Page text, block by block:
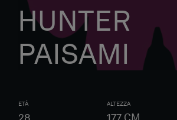
HUNTER
PAISAMI
ETÀ
28
ALTEZZA
177 CM